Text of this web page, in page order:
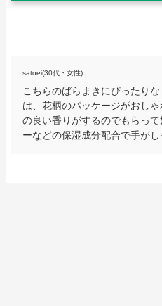
satoei(30代・女性)
こちらのばらまきにぴったり
は、花柄のパッケージがおし
の良い香りがするのでもらっ
ーなどの保湿成分配合で手がし